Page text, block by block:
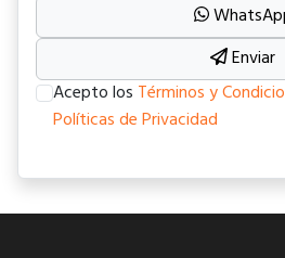
Enviar
Acepto los Términos y
Políticas de Privacidad